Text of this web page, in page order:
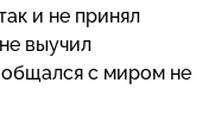
и не принял
выучил
с миром не